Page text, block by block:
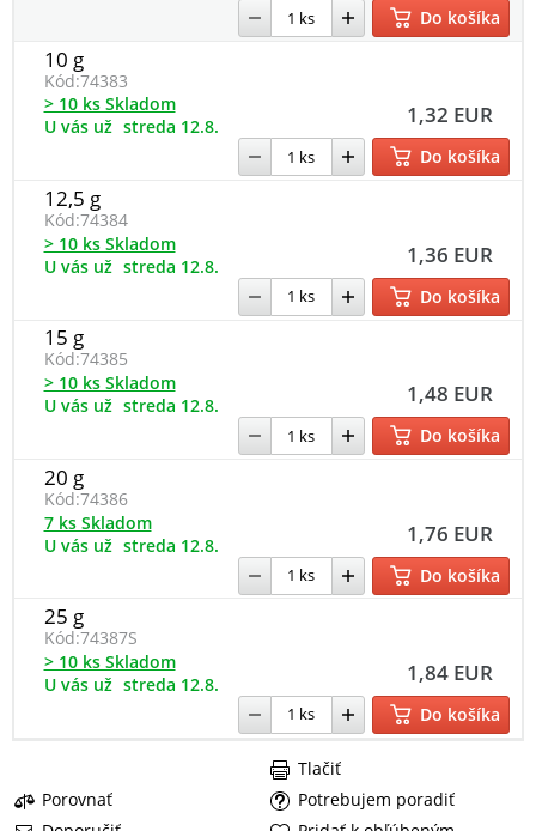
Do košíka
10 g
Kód:74383
1,32 EUR
> 10 ks Skladom
U vás už streda 12.8.
Do košíka
12,5 g
Kód:74384
1,36 EUR
> 10 ks Skladom
U vás už streda 12.8.
Do košíka
15 g
Kód:74385
1,48 EUR
> 10 ks Skladom
U vás už streda 12.8.
Do košíka
20 g
Kód:74386
1,76 EUR
7 ks Skladom
U vás už streda 12.8.
Do košíka
25 g
Kód:74387S
1,84 EUR
> 10 ks Skladom
U vás už streda 12.8.
Do košíka
Porovnať
Potrebujem poradiť
Tlačiť